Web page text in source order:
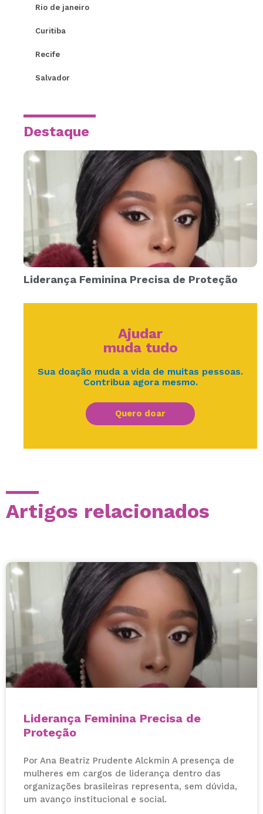
Rio de janeiro
Curitiba
Recife
Salvador
Destaque
Liderança Feminina Precisa de Proteção
Ajudar
muda tudo
Sua doação muda a vida de muitas pessoas.
Contribua agora mesmo.
Quero doar
Artigos relacionados
Liderança Feminina Precisa de
Proteção
Por Ana Beatriz Prudente Alckmin A presença de
mulheres em cargos de liderança dentro das
organizações brasileiras representa, sem dúvida,
um avanço institucional e social.